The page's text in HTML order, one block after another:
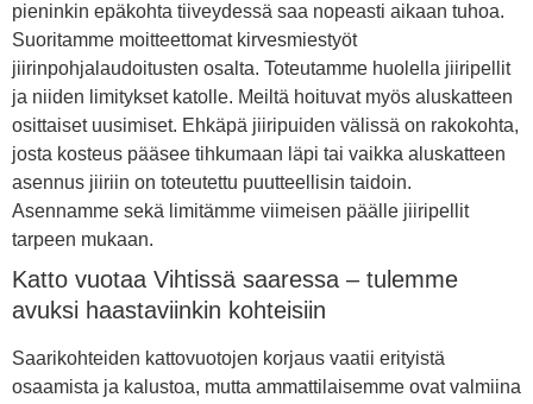
pieninkin epäkohta tiiveydessä saa nopeasti aikaan tuhoa.
Suoritamme moitteettomat kirvesmiestyöt
jiirinpohjalaudoitusten osalta. Toteutamme huolella jiiripellit
ja niiden limitykset katolle. Meiltä hoituvat myös aluskatteen
osittaiset uusimiset. Ehkäpä jiiripuiden välissä on rakokohta,
josta kosteus pääsee tihkumaan läpi tai vaikka aluskatteen
asennus jiiriin on toteutettu puutteellisin taidoin.
Asennamme sekä limitämme viimeisen päälle jiiripellit
tarpeen mukaan.
Katto vuotaa Vihtissä saaressa – tulemme
avuksi haastaviinkin kohteisiin
Saarikohteiden kattovuotojen korjaus vaatii erityistä
osaamista ja kalustoa, mutta ammattilaisemme ovat valmiina